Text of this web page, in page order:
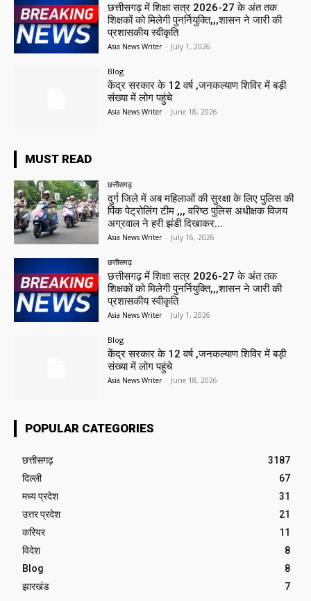
छत्तीसगढ़ में शिक्षा सत्र 2026-27 के अंत तक
शिक्षकों को मिलेगी पुनर्नियुक्ति,,,शासन ने जारी की
प्रशासकीय स्वीकृति
Asia News Writer - July 1, 2026
Blog
केंद्र सरकार के 12 वर्ष ,जनकल्याण शिविर में बड़ी
संख्या में लोग पहुंचे
Asia News Writer - June 18, 2026
MUST READ
छत्तीसगढ़
दुर्ग जिले में अब महिलाओं की सुरक्षा के लिए पुलिस की
पिंक पेट्रोलिंग टीम ,,, वरिष्ठ पुलिस अधीक्षक विजय
अग्रवाल ने हरी झंडी दिखाकर...
Asia News Writer - July 16, 2026
छत्तीसगढ़
छत्तीसगढ़ में शिक्षा सत्र 2026-27 के अंत तक
शिक्षकों को मिलेगी पुनर्नियुक्ति,,,शासन ने जारी की
प्रशासकीय स्वीकृति
Asia News Writer - July 1, 2026
Blog
केंद्र सरकार के 12 वर्ष ,जनकल्याण शिविर में बड़ी
संख्या में लोग पहुंचे
Asia News Writer - June 18, 2026
POPULAR CATEGORIES
छत्तीसगढ़
3187
दिल्ली
67
मध्य प्रदेश
31
उत्तर प्रदेश
21
करियर
11
विदेश
8
Blog
8
झारखंड
7